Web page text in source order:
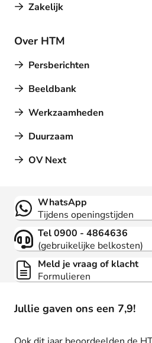
Zakelijk
Over HTM
Persberichten
Beeldbank
Werkzaamheden
Duurzaam
OV Next
Jullie gaven ons een 7,9!
Contact
WhatsApp
Tijdens openingstijden
Tel 0900 - 4864636
(gebruikelijke belkosten)
Meld je vraag of klacht
Formulieren